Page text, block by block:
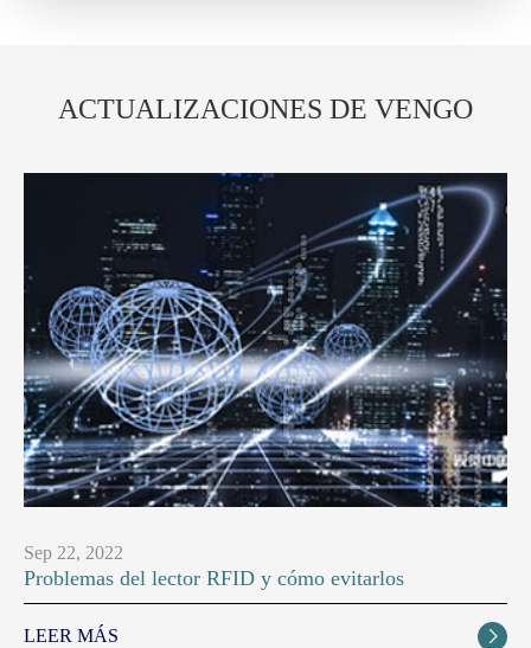
ACTUALIZACIONES DE VENGO
Sep 22, 2022
Problemas del lector RFID y cómo evitarlos
LEER MÁS 